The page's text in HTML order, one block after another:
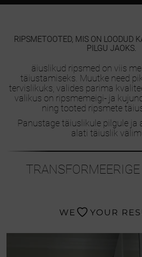
RIPSMETOOTED, MIS ON LOODUD
PILGU JAOKS.
äiuslikud ripsmed on viis
täiustamiseks. Muutke need
tervislikuks, valides parima
valikus on ripsmemeigi- ja
ning tooted ripsmete
Panustage täiuslikule pilgule ja
alati täiuslik